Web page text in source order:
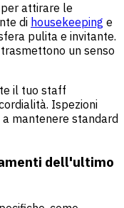
attirare le
di housekeeping e
pulita e invitante.
un senso
il tuo staff
Ispezioni
mantenere standard
dell'ultimo